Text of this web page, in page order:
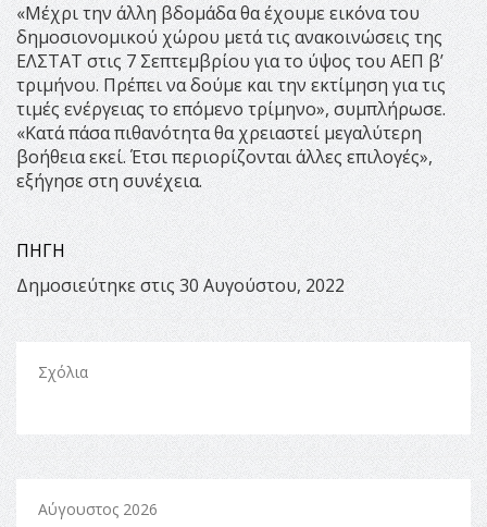
«Μέχρι την άλλη βδομάδα θα έχουμε εικόνα του
δημοσιονομικού χώρου μετά τις ανακοινώσεις της
ΕΛΣΤΑΤ στις 7 Σεπτεμβρίου για το ύψος του ΑΕΠ β’
τριμήνου. Πρέπει να δούμε και την εκτίμηση για τις
τιμές ενέργειας το επόμενο τρίμηνο», συμπλήρωσε.
«Κατά πάσα πιθανότητα θα χρειαστεί μεγαλύτερη
βοήθεια εκεί. Έτσι περιορίζονται άλλες επιλογές»,
εξήγησε στη συνέχεια.
ΠΗΓΗ
Δημοσιεύτηκε στις 30 Αυγούστου, 2022
Σχόλια
Αύγουστος 2026